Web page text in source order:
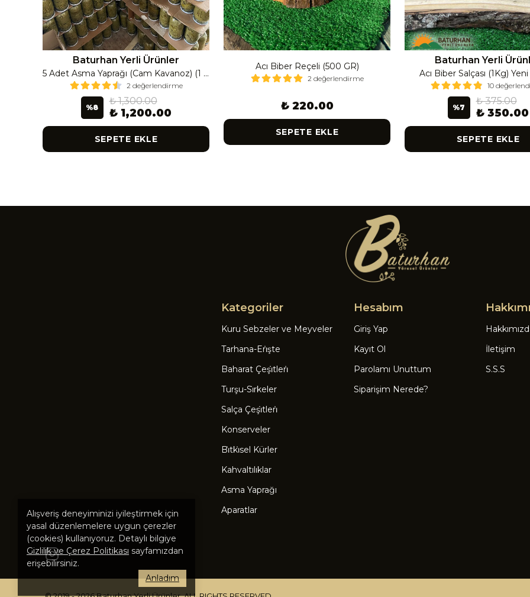
Alışveriş deneyiminizi iyileştirmek için
yasal düzenlemelere uygun çerezler
(cookies) kullanıyoruz. Detaylı bilgiye
Gizlilik ve Çerez Politikası sayfamızdan
erişebilirsiniz.
Anladım
Baturhan Yerli Ürünler
5 Adet Asma Yaprağı (Cam Kavanoz) (1 Lt Cam Kavanoz 350-400 Gr) 350 G
2 değerlendirme
%8
₺ 1,300.00
₺ 1,200.00
SEPETE EKLE
Acı Biber Reçeli (500 GR)
2 değerlendirme
₺ 220.00
SEPETE EKLE
Baturhan Yerli
Acı Biber Salçası (1Kg)
10
%7
₺ 375.00
₺ 350.00
SEPETE EKLE
Kategoriler
Kuru Sebzeler ve Meyveler
Tarhana-Eri̇şte
Baharat Çeşi̇tleri̇
Turşu-Si̇rkeler
Salça Çeşi̇tleri̇
Konserveler
Bi̇tki̇sel Kürler
Kahvaltılıklar
Asma Yaprağı
Aparatlar
Hesabım
Giriş Yap
Kayıt Ol
Parolamı Unuttum
Siparişim Nerede?
İletişim
S.S.S